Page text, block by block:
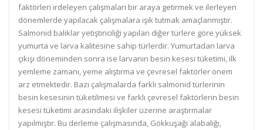
faktörleri irdeleyen çalışmaları bir araya getirmek ve ilerleyen
dönemlerde yapılacak çalışmalara ışık tutmak amaçlanmıştır.
Salmonid balıklar yetiştiriciliği yapılan diğer türlere göre yüksek
yumurta ve larva kalitesine sahip türlerdir. Yumurtadan larva
çıkışı döneminden sonra ise larvanın besin kesesi tüketimi, ilk
yemleme zamanı, yeme alıştırma ve çevresel faktörler önem
arz etmektedir. Bazı çalışmalarda farklı salmonid türlerinin
besin kesesinin tüketilmesi ve farklı çevresel faktörlerin besin
kesesi tüketimi arasındaki ilişkiler üzerine araştırmalar
yapılmıştır. Bu derleme çalışmasında, Gökkuşağı alabalığı,